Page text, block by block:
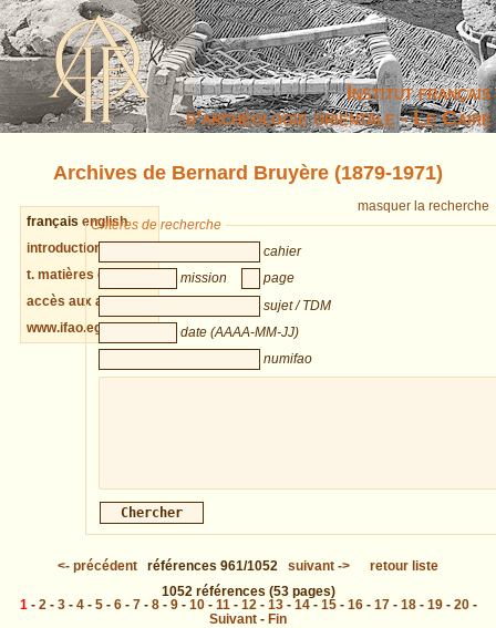
Institut français
d’archéologie orientale - Le Caire
Archives de Bernard Bruyère (1879-1971)
français english
introduction cahiers
t. matières cahiers
accès aux archives
www.ifao.egnet.net
masquer la recherche
Critères de recherche
cahier
mission
page
sujet / TDM
date (AAAA-MM-JJ)
numifao
<- précédent références 961/1052 suivant ->
retour liste
1052 références (53 pages)
1 - 2 - 3- 4- 5- 6- 7- 8- 9- 10- 11 - 12 - 13- 14- 15- 16- 17- 18- 19- 20-
Suivant - Fin